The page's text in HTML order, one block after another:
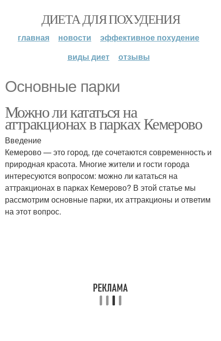
ДИЕТА ДЛЯ ПОХУДЕНИЯ
главная новости
эффективное похудение
виды диет
отзывы
Основные парки
Можно ли кататься на
аттракционах в парках Кемерово
Введение
Кемерово — это город, где сочетаются современность и
природная красота. Многие жители и гости города
интересуются вопросом: можно ли кататься на
аттракционах в парках Кемерово? В этой статье мы
рассмотрим основные парки, их аттракционы и ответим
на этот вопрос.